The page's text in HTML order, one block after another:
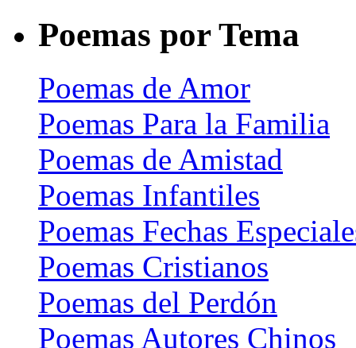
Poemas por Tema
Poemas de Amor
Poemas Para la Familia
Poemas de Amistad
Poemas Infantiles
Poemas Fechas
Poemas Cristianos
Poemas del Perdón
Poemas Autores Chinos